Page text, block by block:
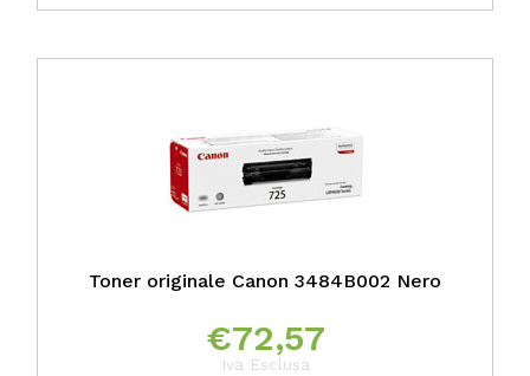
Toner originale Canon 3484B002 Nero
€72,57
Iva Esclusa